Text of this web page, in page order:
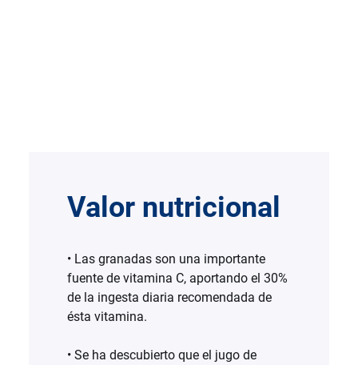
Valor nutricional
• Las granadas son una importante
fuente de vitamina C, aportando el 30%
de la ingesta diaria recomendada de
ésta vitamina.
• Se ha descubierto que el jugo de